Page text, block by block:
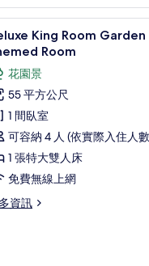
高級寢具、羽絨被、免費迷你
8
King Room
Room
花園景
55 平方公尺
1 間臥室
可容納 4 人 (依實際入住人
1 張特大雙人床
免費無線上網
資訊